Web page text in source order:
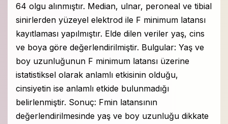
64 olgu alınmıştır. Median, ulnar, peroneal ve tibial
sinirlerden yüzeyel elektrod ile F minimum latansı
kayıtlaması yapılmıştır. Elde dilen veriler yaş, cins
ve boya göre değerlendirilmiştir. Bulgular: Yaş ve
boy uzunluğunun F minimum latansı üzerine
istatistiksel olarak anlamlı etkisinin olduğu,
cinsiyetin ise anlamlı etkide bulunmadığı
belirlenmiştir. Sonuç: Fmin latansının
değerlendirilmesinde yaş ve boy uzunluğu dikkate